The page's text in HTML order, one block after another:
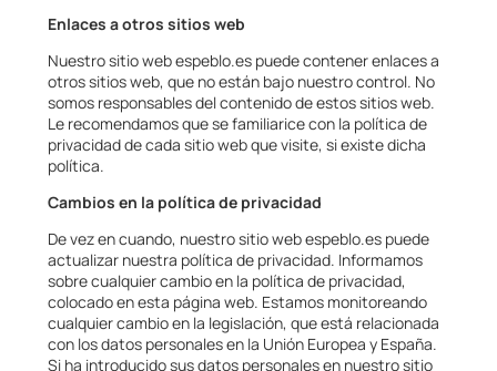
Enlaces a otros sitios web
Nuestro sitio web espeblo.es puede contener enlaces a
otros sitios web, que no están bajo nuestro control. No
somos responsables del contenido de estos sitios web.
Le recomendamos que se familiarice con la política de
privacidad de cada sitio web que visite, si existe dicha
política.
Cambios en la política de privacidad
De vez en cuando, nuestro sitio web espeblo.es puede
actualizar nuestra política de privacidad. Informamos
sobre cualquier cambio en la política de privacidad,
colocado en esta página web. Estamos monitoreando
cualquier cambio en la legislación, que está relacionada
con los datos personales en la Unión Europea y España.
Si ha introducido sus datos personales en nuestro sitio